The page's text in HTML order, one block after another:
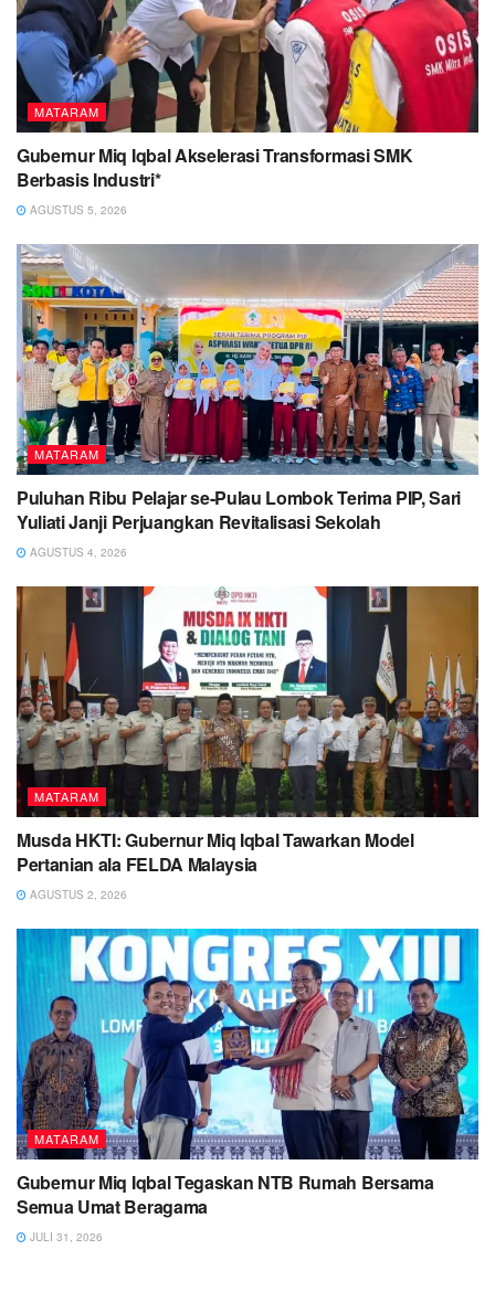
MATARAM
Gubernur Miq Iqbal Akselerasi Transformasi SMK
Berbasis Industri*
AGUSTUS 5, 2026
MATARAM
Puluhan Ribu Pelajar se-Pulau Lombok Terima PIP, Sari
Yuliati Janji Perjuangkan Revitalisasi Sekolah
AGUSTUS 4, 2026
MATARAM
Musda HKTI: Gubernur Miq Iqbal Tawarkan Model
Pertanian ala FELDA Malaysia
AGUSTUS 2, 2026
MATARAM
Gubernur Miq Iqbal Tegaskan NTB Rumah Bersama
Semua Umat Beragama
JULI 31, 2026